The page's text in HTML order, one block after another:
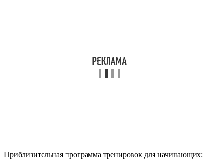
Приблизительная программа тренировок для начинающих: